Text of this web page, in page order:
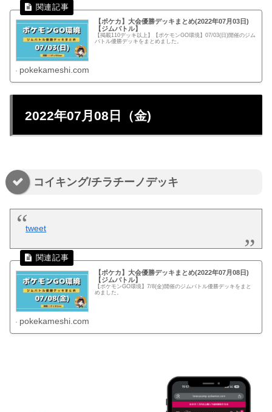
【ポケカ】大会優勝デッキまとめ(2022年07月03日)
【ジムバトル】
【掲載110デッキ以上】【ポケモンGO環境】07/03(日)開催のジム
バトル優勝デッキをまとめました。
pokekameshi.com
2022年07月08日（金)
コイキング/チラチーノデッキ
tweet
【ポケカ】大会優勝デッキまとめ(2022年07月08日)
【ジムバトル】
【ポケモンGO環境】7/8(金)開催のジムバトル優勝デッキをまと
めました。
pokekameshi.com